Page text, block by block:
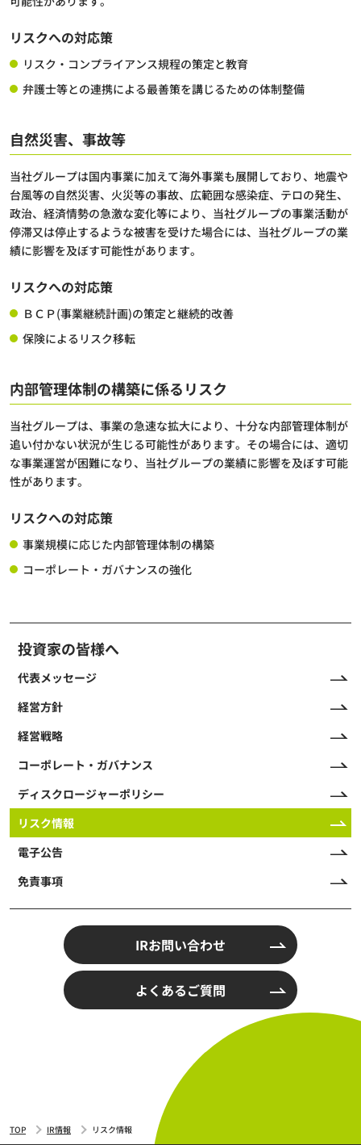
リスクへの対応策
リスク・コンプライアンス規程の策定と教育
弁護士等との連携による最善策を講じるための体制整備
自然災害、事故等
当社グループは国内事業に加えて海外事業も展開しており、地震や
台風等の自然災害、火災等の事故、広範囲な感染症、テロの発生、
政治、経済情勢の急激な変化等により、当社グループの事業活動が
停滞又は停止するような被害を受けた場合には、当社グループの業
績に影響を及ぼす可能性があります。
リスクへの対応策
ＢＣＰ(事業継続計画)の策定と継続的改善
保険によるリスク移転
内部管理体制の構築に係るリスク
当社グループは、事業の急速な拡大により、十分な内部管理体制が
追い付かない状況が生じる可能性があります。その場合には、適切
な事業運営が困難になり、当社グループの業績に影響を及ぼす可能
性があります。
リスクへの対応策
事業規模に応じた内部管理体制の構築
コーポレート・ガバナンスの強化
投資家の皆様へ
代表メッセージ
経営方針
経営戦略
コーポレート・ガバナンス
ディスクロージャーポリシー
リスク情報
電子公告
免責事項
IRお問い合わせ
よくあるご質問
TOP IR情報 リスク情報